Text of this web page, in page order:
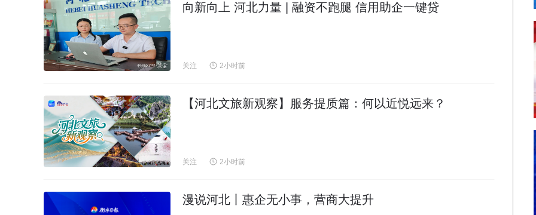
向新向上 河北力量 | 融资不跑腿 信用助企一键贷
关注 2小时前
【河北文旅新观察】服务提质篇：何以近悦远来？
关注 2小时前
漫说河北丨惠企无小事，营商大提升